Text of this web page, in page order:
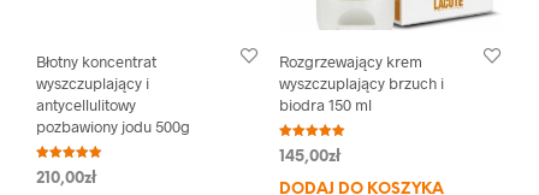
Błotny koncentrat
wyszczuplający i
antycellulitowy
pozbawiony jodu 500g
Oceniono
5.00
210,00zł
Rozgrzewający krem
wyszczuplający brzuch i
biodra 150 ml
Oceniono
5.00
145,00zł
DODAJ DO KOSZYKA